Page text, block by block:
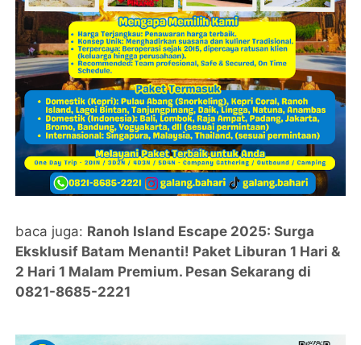
baca juga: Ranoh Island Escape 2025: Surga
Eksklusif Batam Menanti! Paket Liburan 1 Hari &
2 Hari 1 Malam Premium. Pesan Sekarang di
0821-8685-2221